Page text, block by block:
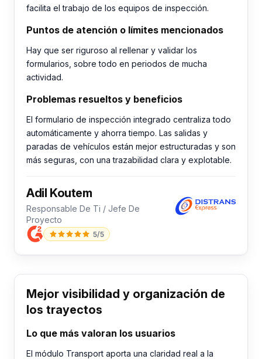
facilita el trabajo de los equipos de inspección.
Puntos de atención o límites mencionados
Hay que ser riguroso al rellenar y validar los
formularios, sobre todo en periodos de mucha
actividad.
Problemas resueltos y beneficios
El formulario de inspección integrado centraliza todo
automáticamente y ahorra tiempo. Las salidas y
paradas de vehículos están mejor estructuradas y son
más seguras, con una trazabilidad clara y explotable.
Adil Koutem
Responsable De Ti / Jefe De
Proyecto
5/5
Mejor visibilidad y organización de
los trayectos
Lo que más valoran los usuarios
El módulo Transport aporta una claridad real a la